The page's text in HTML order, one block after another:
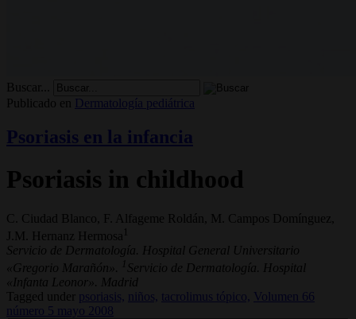
Buscar...
Publicado en
Dermatología pediátrica
Psoriasis en la infancia
Psoriasis in childhood
C. Ciudad Blanco, F. Alfageme Roldán, M. Campos Domínguez,
J.M. Hernanz Hermosa 1
Servicio de Dermatología. Hospital General Universitario
«Gregorio Marañón». 1 Servicio de Dermatología. Hospital
«Infanta Leonor». Madrid
Tagged under
psoriasis, niños, tacrolimus tópico,
Volumen 66
número 5 mayo 2008